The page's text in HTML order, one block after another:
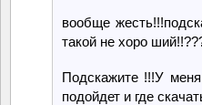
вообще
такой не хоро
Подскажите !!!У
подойдет и где